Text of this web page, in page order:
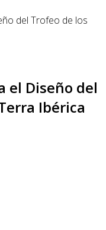
del Trofeo de los
el Diseño del
Ibérica